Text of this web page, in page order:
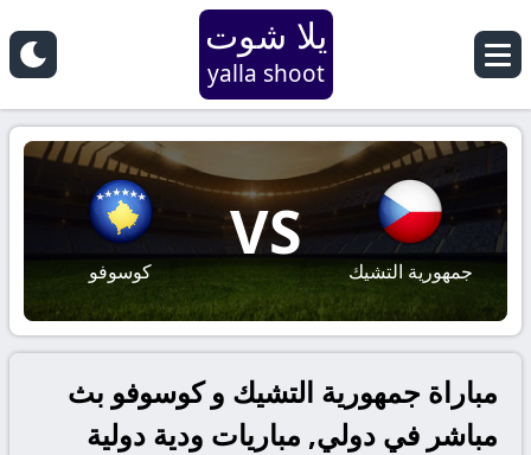
يلا شوت
yalla shoot
جمهورية التشيك
VS
كوسوفو
مباراة جمهورية التشيك و كوسوفو بث
مباشر في دولي, مباريات ودية دولية